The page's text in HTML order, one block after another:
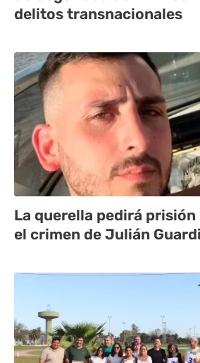
delitos transnacionales
La querella pedirá
el crimen de Julián